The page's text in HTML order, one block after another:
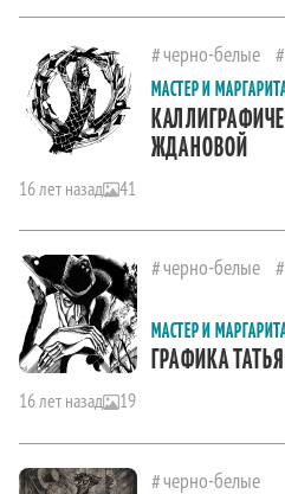
черно-белые
МАСТЕР И
ЖДАНОВОЙ
16 лет назад 41
черно-белые
МАСТЕР И
ГРАФИКА
16 лет назад 19
черно-белые